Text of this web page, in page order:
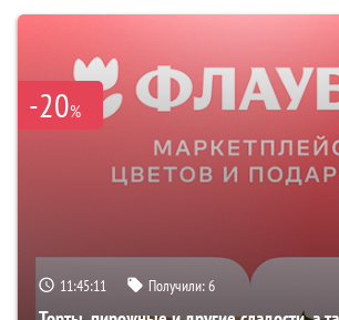
-20%
11:45:10 Получили:6